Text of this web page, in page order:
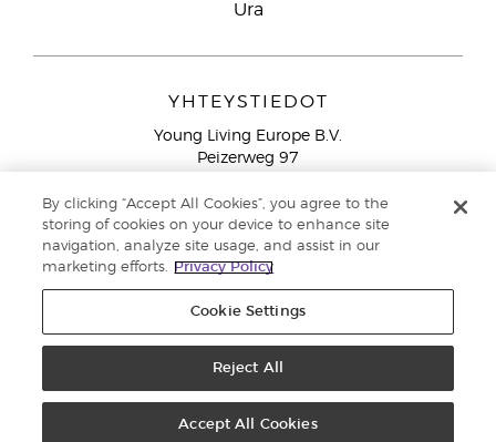
Ura
YHTEYSTIEDOT
Young Living Europe B.V.
Peizerweg 97
Netherlands
Ilmainen yhteydenotto lankanumeroista Suomesta
913 239
Email: asiakaspalvelu@youngliving.com
pidätetään. |Yksityisyydensuoja
By clicking “Accept All Cookies”, you agree to the
storing of cookies on your device to enhance site
navigation, analyze site usage, and assist in our
marketing efforts.
Privacy Policy
Cookie Settings
Reject All
Accept All Cookies